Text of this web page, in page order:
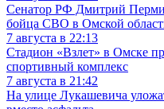
Сенатор РФ Дмитрий
бойца СВО в Омской
7 августа в 22:13
Стадион «Взлет» в Омске
спортивный комплекс
7 августа в 21:42
На улице Лукашевича